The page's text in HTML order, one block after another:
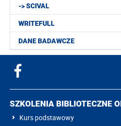
-> SCIVAL
WRITEFULL
DANE BADAWCZE
SZKOLENIA BIBLIOTECZNE
Kurs podstawowy